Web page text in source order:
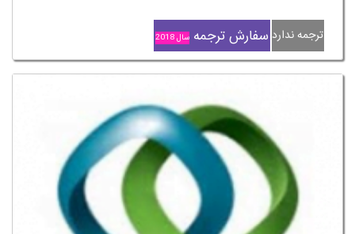
ترجمه ندارد سفارش ترجمه سال 2018